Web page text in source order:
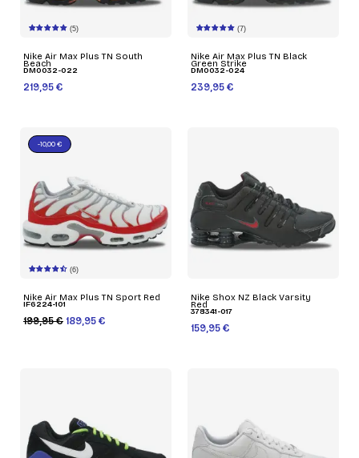
(5)
Nike Air Max Plus TN South
Beach
DM0032-022
219,95 €
(7)
Nike Air Max Plus TN Black
Green Strike
DM0032-024
239,95 €
(6)
Nike Air Max Plus TN Sport Red
IF6224-101
199,95 € 189,95 €
-10,00 €
Nike Shox NZ Black Varsity
Red
378341-017
159,95 €